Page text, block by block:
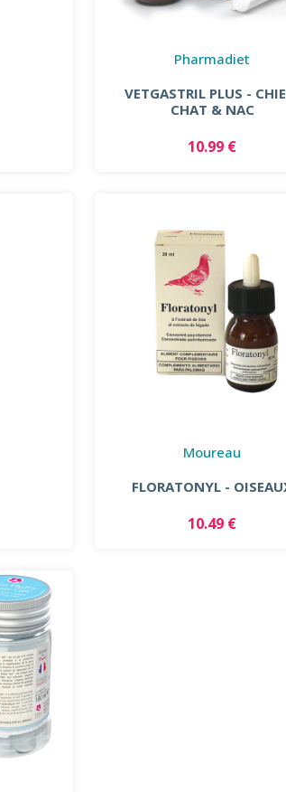
Pharmadiet
VETGASTRIL PLUS -
CHAT & NAC
10.99 €
Moureau
FLORATONYL -
10.49 €